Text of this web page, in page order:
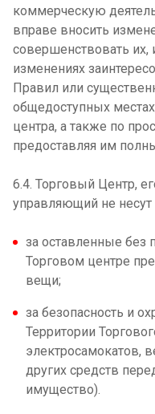
коммерческую
вправе вносить
совершенствовать их,
изменениях
Правил или
общедоступных
центра, а также по
предоставляя им
6.4. Торговый Центр,
управляющий не несут
за оставленные без
Торговом центре
вещи;
за безопасность и
Территории
электросамокатов,
других средств
имущество).